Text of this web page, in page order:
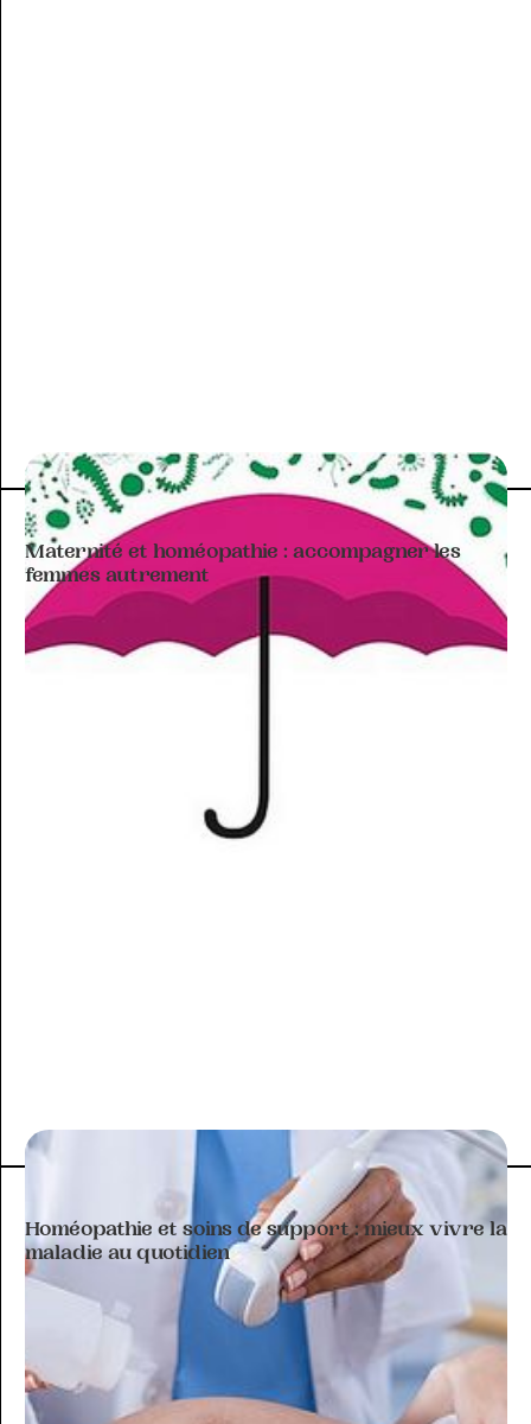
ARTICLE À THÉMATIQUE
Maternité et homéopathie : accompagner les
femmes autrement
ARTICLE À THÉMATIQUE
Homéopathie et soins de support : mieux vivre la
maladie au quotidien